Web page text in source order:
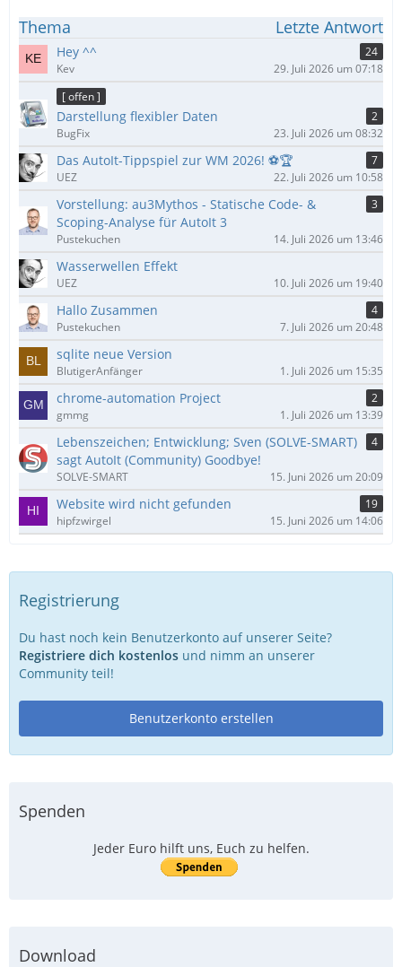
Thema Letzte Antwort
Hey ^^
24
Kev
29. Juli 2026 um 07:18
[ offen ]
Darstellung flexibler Daten
2
BugFix
23. Juli 2026 um 08:32
Das AutoIt-Tippspiel zur WM 2026! ⚽🏆
7
UEZ
22. Juli 2026 um 10:58
Vorstellung: au3Mythos - Statische Code- &
Scoping-Analyse für AutoIt 3
3
Pustekuchen 14. Juli 2026 um 13:46
Wasserwellen Effekt
UEZ 10. Juli 2026 um 19:40
Hallo Zusammen
4
Pustekuchen
7. Juli 2026 um 20:48
sqlite neue Version
BlutigerAnfänger 1. Juli 2026 um 15:35
chrome-automation Project
2
gmmg
1. Juli 2026 um 13:39
Lebenszeichen; Entwicklung; Sven (SOLVE-SMART)
sagt AutoIt (Community) Goodbye!
4
SOLVE-SMART 15. Juni 2026 um 20:09
Website wird nicht gefunden
19
hipfzwirgel
15. Juni 2026 um 14:06
Registrierung
Du hast noch kein Benutzerkonto auf unserer Seite?
Registriere dich kostenlos und nimm an unserer
Community teil!
Benutzerkonto erstellen
Spenden
Jeder Euro hilft uns, Euch zu helfen.
Download